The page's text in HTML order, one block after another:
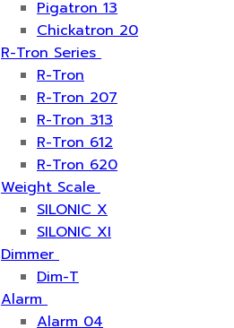
Pigatron 13
Chickatron 20
R-Tron Series
R-Tron
R-Tron 207
R-Tron 313
R-Tron 612
R-Tron 620
Weight Scale
SILONIC X
SILONIC XI
Dimmer
Dim-T
Alarm
Alarm 04